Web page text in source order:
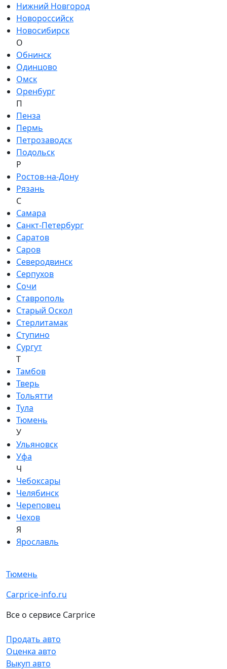
Нижний Новгород
Новороссийск
Новосибирск
О
Обнинск
Одинцово
Омск
Оренбург
П
Пенза
Пермь
Петрозаводск
Подольск
Р
Ростов-на-Дону
Рязань
С
Самара
Санкт-Петербург
Саратов
Саров
Северодвинск
Серпухов
Сочи
Ставрополь
Старый Оскол
Стерлитамак
Ступино
Сургут
Т
Тамбов
Тверь
Тольятти
Тула
Тюмень
У
Ульяновск
Уфа
Ч
Чебоксары
Челябинск
Череповец
Чехов
Я
Ярославль
Тюмень
Carprice-info.ru
Все о сервисе Carprice
Продать авто
Оценка авто
Выкуп авто